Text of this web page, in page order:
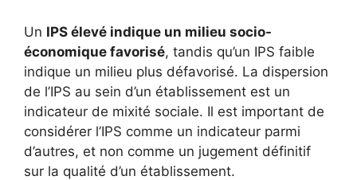
Un IPS élevé indique un milieu socio-
économique favorisé, tandis qu’un IPS faible
indique un milieu plus défavorisé. La dispersion
de l’IPS au sein d’un établissement est un
indicateur de mixité sociale. Il est important de
considérer l’IPS comme un indicateur parmi
d’autres, et non comme un jugement définitif
sur la qualité d’un établissement.